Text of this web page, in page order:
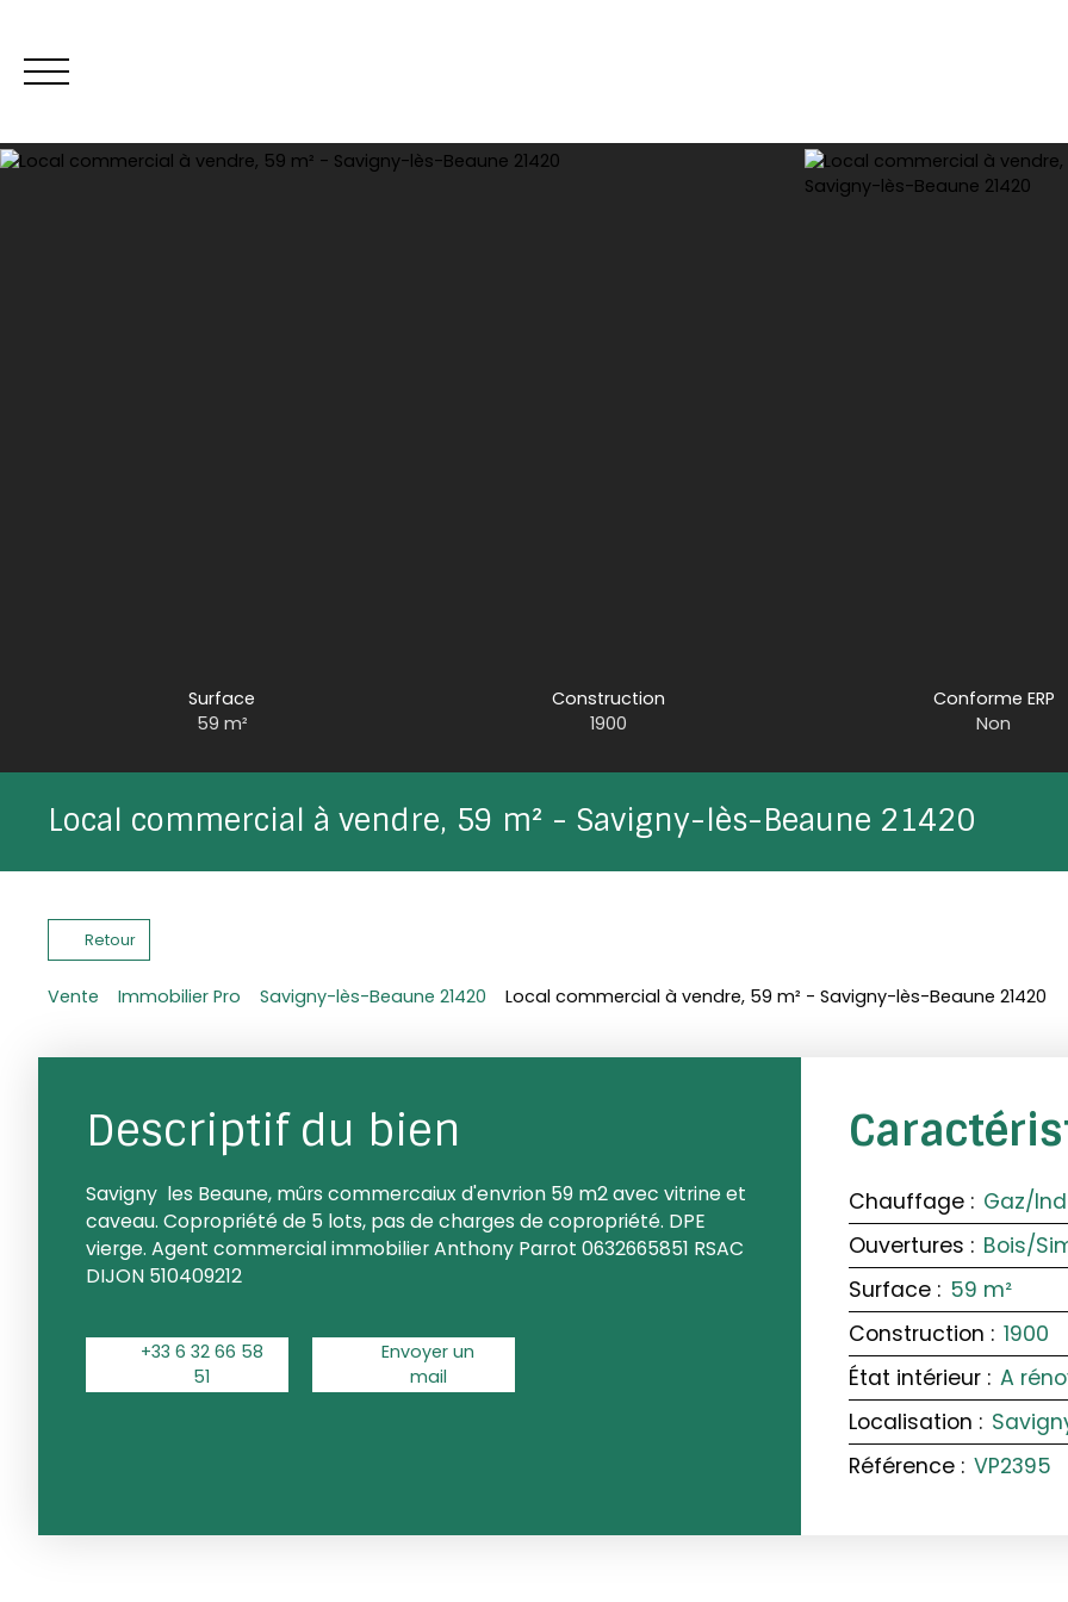
Surface
59 m²
Construction
1900
Conforme ERP
Non
Local commercial à vendre, 59 m² - Savigny-lès-Beaune 21420
Retour
Vente Immobilier Pro Savigny-lès-Beaune 21420 Local commercial à vendre, 59 m² - Savigny-lès-Beaune 21420
Descriptif du bien
Savigny les Beaune, mûrs commercaiux d'envrion 59 m2 avec vitrine et
caveau. Copropriété de 5 lots, pas de charges de copropriété. DPE
vierge. Agent commercial immobilier Anthony Parrot 0632665851 RSAC
DIJON 510409212
+33 6 32 66 58
51
Envoyer un
mail
Chauffage : Gaz/
Ouvertures : Bois/
Surface : 59 m²
Construction : 1900
État intérieur : A
Localisation :
Référence : VP2395